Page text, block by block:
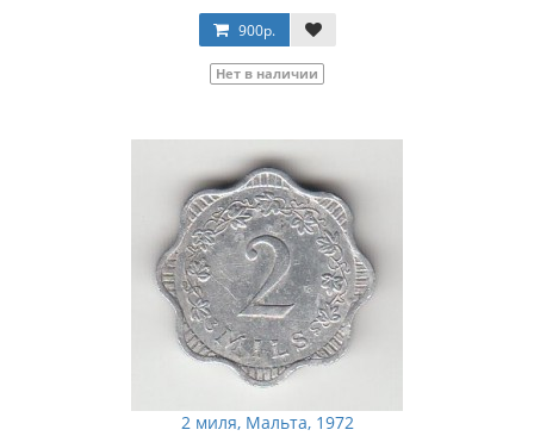
900р.
Нет в наличии
2 миля, Мальта, 1972